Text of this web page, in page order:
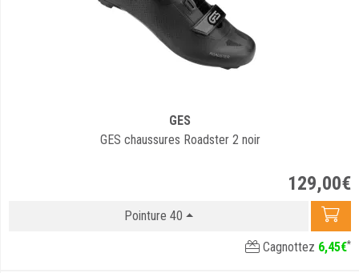
GES
GES chaussures Roadster 2 noir
129,00€
Pointure 40
Cagnottez 6,45€*